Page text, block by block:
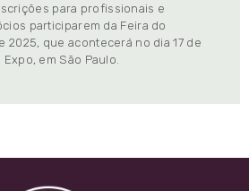
para profissionais e
participarem da Feira do
2025, que acontecerá no dia 17 de
em São Paulo.